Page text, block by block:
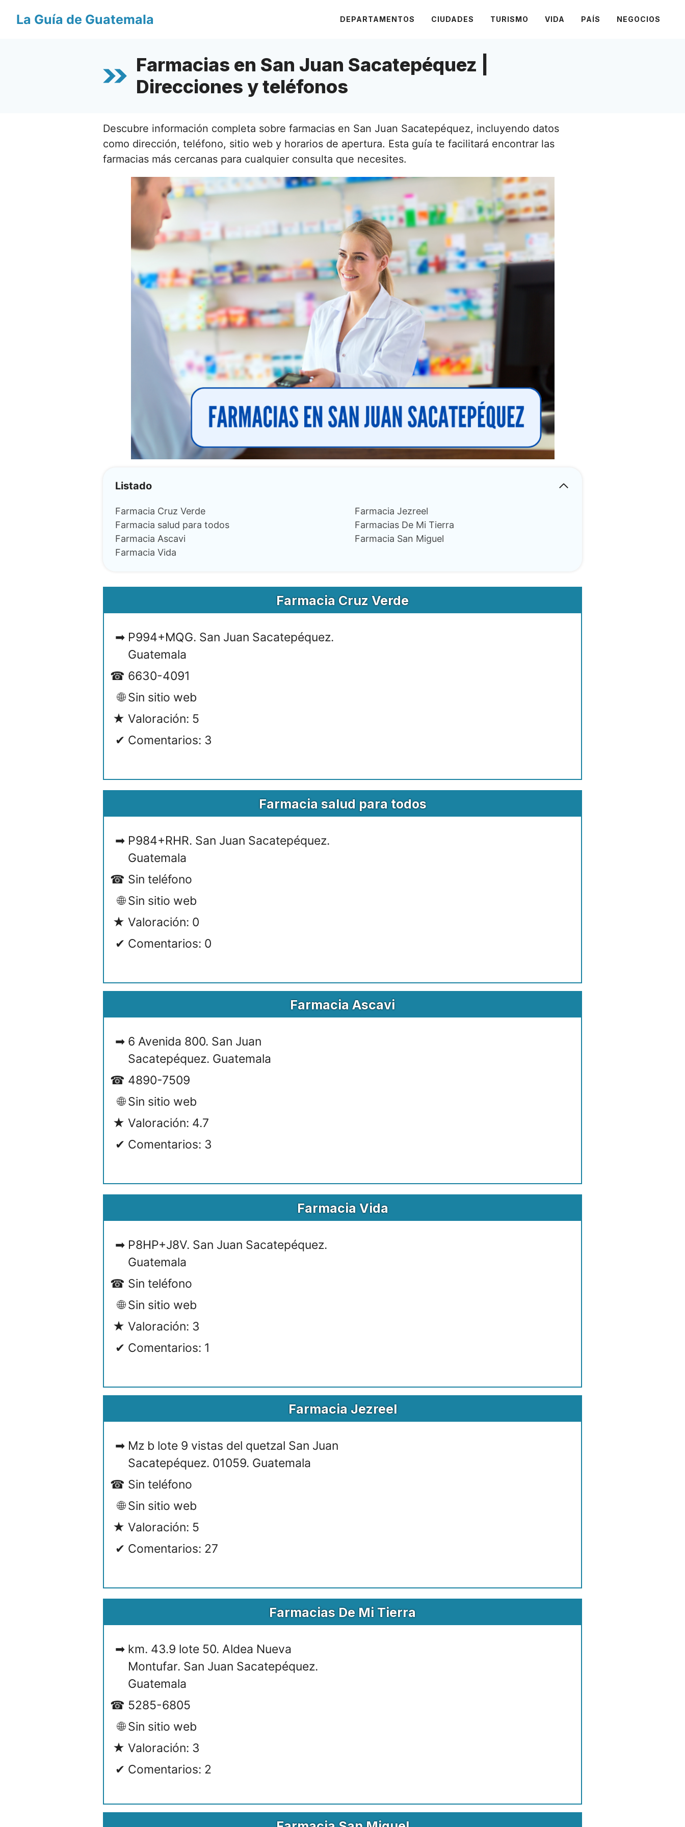
La Guía de Guatemala DEPARTAMENTOS CIUDADES TURISMO VIDA PAÍS NEGOCIOS
Farmacias en San Juan Sacatepéquez |
Direcciones y teléfonos
Descubre información completa sobre farmacias en San Juan Sacatepéquez, incluyendo datos
como dirección, teléfono, sitio web y horarios de apertura. Esta guía te facilitará encontrar las
farmacias más cercanas para cualquier consulta que necesites.
Listado
Farmacia Cruz Verde
Farmacia salud para todos
Farmacia Ascavi
Farmacia Vida
Farmacia Jezreel
Farmacias De Mi Tierra
Farmacia San Miguel
Farmacia Cruz Verde
P994+MQG. San Juan Sacatepéquez.
Guatemala
6630-4091
Sin sitio web
Valoración: 5
Comentarios: 3
Farmacia salud para todos
P984+RHR. San Juan Sacatepéquez.
Guatemala
Sin teléfono
Sin sitio web
Valoración: 0
Comentarios: 0
Farmacia Ascavi
6 Avenida 800. San Juan
Sacatepéquez. Guatemala
4890-7509
Sin sitio web
Valoración: 4.7
Comentarios: 3
Farmacia Vida
P8HP+J8V. San Juan Sacatepéquez.
Guatemala
Sin teléfono
Sin sitio web
Valoración: 3
Comentarios: 1
Farmacia Jezreel
Mz b lote 9 vistas del quetzal San Juan
Sacatepéquez. 01059. Guatemala
Sin teléfono
Sin sitio web
Valoración: 5
Comentarios: 27
Farmacias De Mi Tierra
km. 43.9 lote 50. Aldea Nueva
Montufar. San Juan Sacatepéquez.
Guatemala
5285-6805
Sin sitio web
Valoración: 3
Comentarios: 2